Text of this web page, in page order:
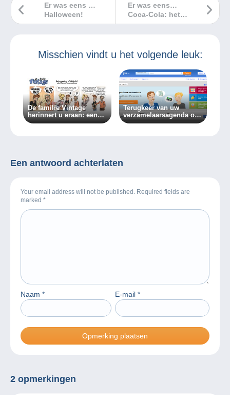
Er was eens…
Coca-Cola: het
drankje van de
Er was eens …
Halloween!
Misschien vindt u het volgende leuk:
De familie Vintage
herinnert u eraan: een
item kan deel uitmaken
Terugkeer van uw
verzamelaarsagenda op
de Delcampe-website
Een antwoord achterlaten
Your email address will not be published. Required fields are
marked *
Naam * E-mail *
2 opmerkingen